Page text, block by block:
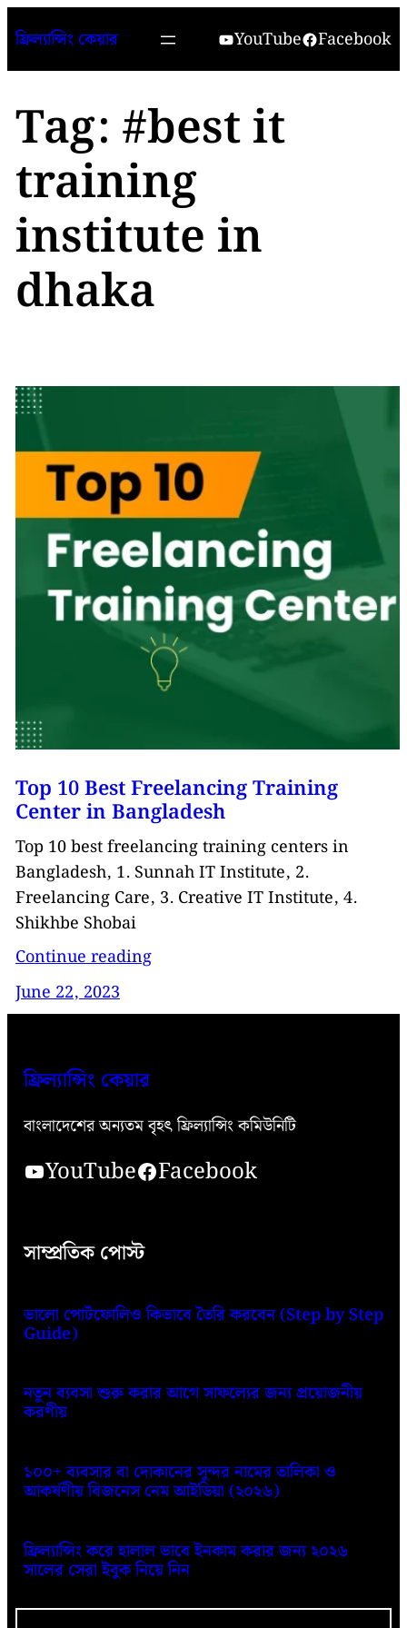
to
content
ফ্রিল্যান্সিং কেয়ার YouTube Facebook
Tag: #best it
training
institute in
dhaka
Top 10 Best Freelancing Training
Center in Bangladesh
Top 10 best freelancing training centers in
Bangladesh, 1. Sunnah IT Institute, 2.
Freelancing Care, 3. Creative IT Institute, 4.
Shikhbe Shobai
Continue reading
June 22, 2023
ফ্রিল্যান্সিং কেয়ার
বাংলাদেশের অন্যতম বৃহৎ ফ্রিল্যান্সিং কমিউনিটি
YouTube Facebook
সাম্প্রতিক পোস্ট
ভালো পোর্টফোলিও কিভাবে তৈরি করবেন (Step by Step
Guide)
নতুন ব্যবসা শুরু করার আগে সাফল্যের জন্য প্রয়োজনীয়
করণীয়
১০০+ ব্যবসার বা দোকানের সুন্দর নামের তালিকা ও
আকর্ষণীয় বিজনেস নেম আইডিয়া (২০২৬)
ফ্রিল্যান্সিং করে হালাল ভাবে ইনকাম করার জন্য ২০২৬
সালের সেরা ইবুক নিয়ে নিন